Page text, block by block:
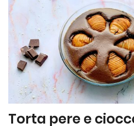
Torta pere e